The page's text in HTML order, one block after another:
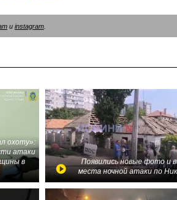
и instagram
охоту»:
атаки
в
Появились новые фото и
места ночной атаки по